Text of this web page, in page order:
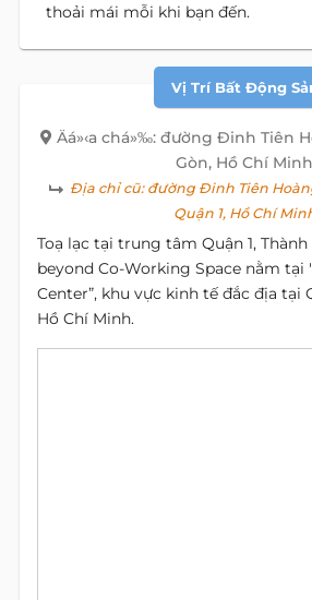
thoải mái mỗi khi bạn đến.
Vị Trí Bất Động
Äá»‹a chá»‰: đường Đinh Tiên
Gòn, Hồ Chí Minh
Địa chỉ cũ:đường Đinh Tiên
Quận 1, Hồ Chí
Toạ lạc tại trung tâm Quận 1,
beyond Co-Working Space nằm tại
Center”, khu vực kinh tế đắc địa tại
Hồ Chí Minh.